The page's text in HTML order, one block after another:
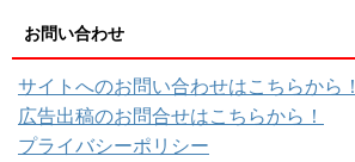
お問い合わせ
サイトへのお問い合わせはこちらから！
広告出稿のお問合せはこちらから！
プライバシーポリシー